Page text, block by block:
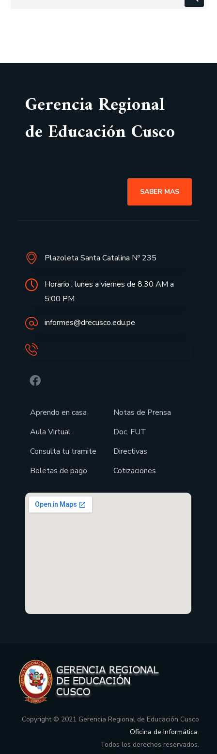
Gerencia Regional
de Educación Cusco
SABER MAS
Plazoleta Santa Catalina Nº 235
Horario : lunes a viernes de 8:30 AM a
5:00 PM
informes@drecusco.edu.pe
Aprendo en casa
Aula Virtual
Consulta tu tramite
Boletas de pago
Notas de Prensa
Doc. FUT
Directivas
Cotizaciones
Copyright © 2021 Gerencia Regional de Educación Cusco
Oficina de Informática.
Todos los derechos reservados.